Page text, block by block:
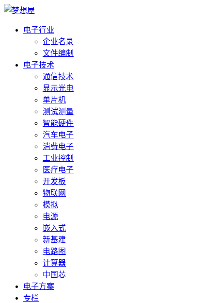
电子行业
企业名录
文件编制
电子技术
通信技术
显示光电
单片机
测试测量
智能硬件
汽车电子
消费电子
工业控制
医疗电子
开发板
物联网
模拟
电源
嵌入式
新基建
电路图
计算器
中国芯
电子方案
专栏